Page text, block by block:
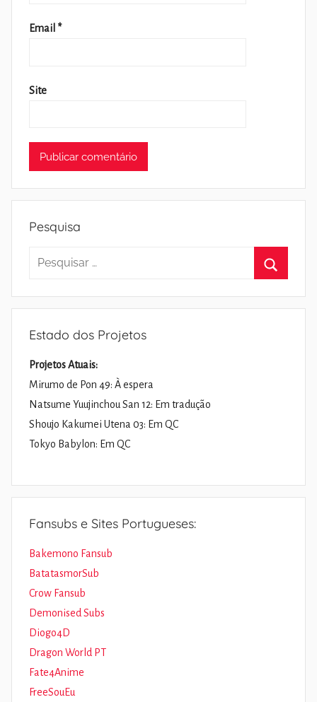
Email *
Site
Pesquisa
Pesquisar
Estado dos Projetos
Projetos Atuais:
Mirumo de Pon 49: À espera
Natsume Yuujinchou San 12: Em tradução
Shoujo Kakumei Utena 03: Em QC
Tokyo Babylon: Em QC
Fansubs e Sites Portugueses:
Bakemono Fansub
BatatasmorSub
Crow Fansub
Demonised Subs
Diogo4D
Dragon World PT
Fate4Anime
FreeSouEu